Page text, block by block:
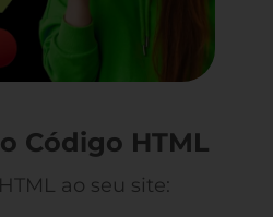
Código HTML
ao seu site: